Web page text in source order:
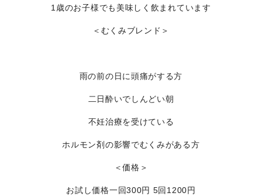
1歳のお子様でも美味しく飲まれています
＜むくみブレンド＞
雨の前の日に頭痛がする方
二日酔いでしんどい朝
不妊治療を受けている
ホルモン剤の影響でむくみがある方
＜価格＞
お試し価格一回300円 5回1200円